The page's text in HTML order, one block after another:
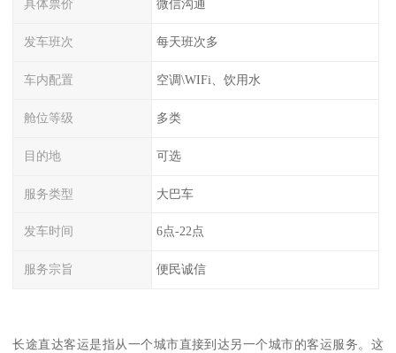
具体票价 微信沟通
发车班次 每天班次多
车内配置 空调\WIFi、饮用水
舱位等级 多类
目的地 可选
服务类型 大巴车
发车时间 6点-22点
服务宗旨 便民诚信
长途直达客运是指从一个城市直接到达另一个城市的客运服务。这